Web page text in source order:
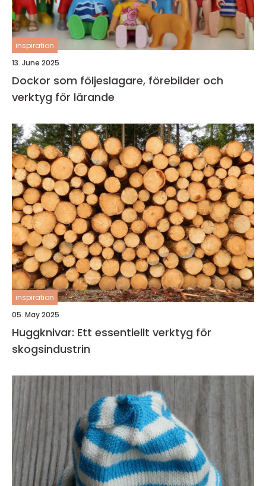
inspiration
13. June 2025
Dockor som följeslagare, förebilder och
verktyg för lärande
inspiration
05. May 2025
Huggknivar: Ett essentiellt verktyg för
skogsindustrin